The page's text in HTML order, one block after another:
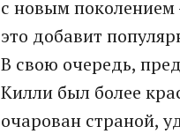
с новым
это добавит
В свою очередь,
Килли был более
очарован страной,